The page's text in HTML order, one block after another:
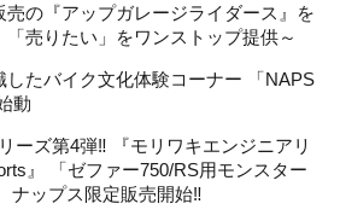
売の『アップガレージライダース』を
売りたい」をワンストップ提供～
したバイク文化体験コーナー 「NAPS
動
ーズ第4弾‼ 『モリワキエンジニアリ
』 「ゼファー750/RS用モンスター
ナップス限定販売開始‼